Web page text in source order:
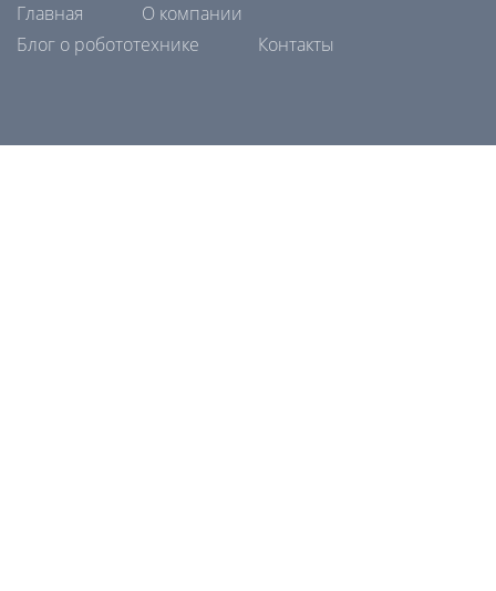
Главная
О компании
Блог о робототехнике
Контакты